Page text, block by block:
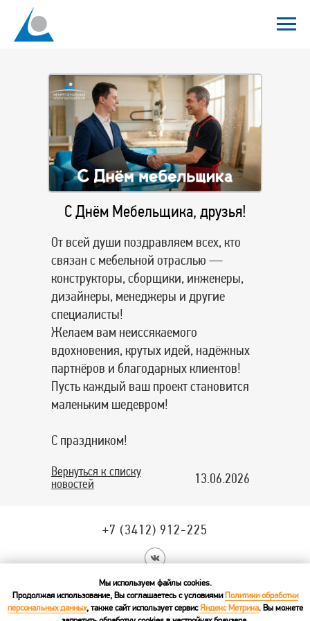
От всей души поздравляем всех, кто
связан с мебельной отраслью —
конструкторы, сборщики, инженеры,
дизайнеры, менеджеры и другие
специалисты!
Желаем вам неиссякаемого
вдохновения, крутых идей, надёжных
партнёров и благодарных клиентов!
Пусть каждый ваш проект становится
маленьким шедевром!
С праздником!
13.06.2026
С Днём Мебельщика, друзья!
Вернуться к списку
новостей
Мы используем файлы cookies.
Продолжая использование, Вы соглашаетесь с условиями
Политики обработки
персональных данных, также сайт использует сервисЯндекс Метрика. Вы можете
г. Ижевск, ул. Пушкинская, 165, этаж 4
© Межрегиональная Лизинговая
+7 (3412) 912-225